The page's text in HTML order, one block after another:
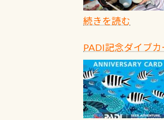
続きを読む
PADI記念ダイブカ